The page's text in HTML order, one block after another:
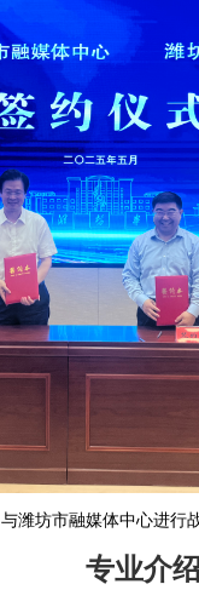
与潍坊市融媒体中心进行
专业介